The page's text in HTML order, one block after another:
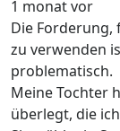
1 monat vor
Die Forderung,
zu verwenden
problematisch.
Meine Tochter
überlegt, die